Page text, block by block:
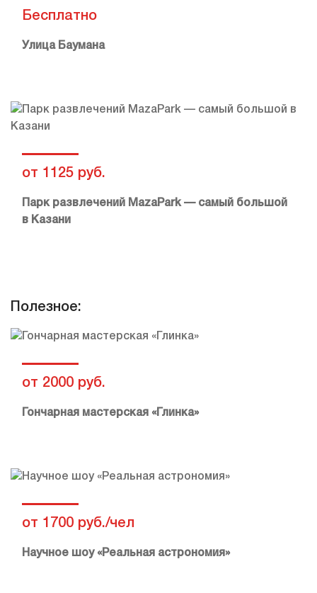
Бесплатно
Улица Баумана
от 1125 руб.
Парк развлечений MazaPark — самый большой
в Казани
Полезное:
от 2000 руб.
Гончарная мастерская «Глинка»
от 1700 руб./чел
Научное шоу «Реальная астрономия»